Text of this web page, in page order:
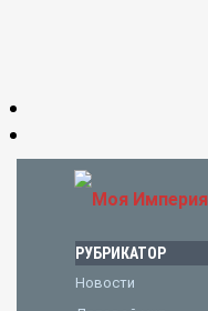
РУБРИКАТОР
Новости